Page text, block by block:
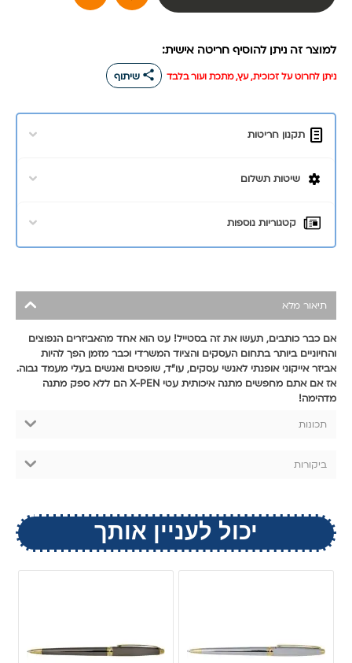
למוצר זה ניתן להוסיף חריטה אישית:
ניתן לחרוט על זכוכית, עץ, מתכת ועור בלבד share שיתוף
תקנון חריטות
שיטות תשלום
קטגוריות נוספות
תיאור מלא
אם כבר כותבים, תעשו את זה בסטייל! עט הוא אחד מהאביזרים הנפוצים
והחיוניים ביותר בתחום העסקים והציוד המשרדי וכבר מזמן הפך להיות
אביזר אייקוני אופנתי לאנשי עסקים, עו"ד, שופטים ואנשים בעלי מעמד גבוה.
אז אם אתם מחפשים מתנה איכותית עטי X-PEN הם ללא ספק מתנה
מדהימה!
תכונות
ביקורות
יכול לעניין אותך